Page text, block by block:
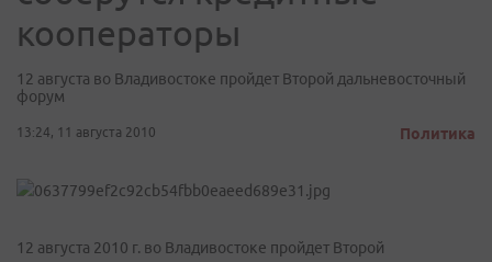
кооператоры
12 августа во Владивостоке пройдет Второй дальневосточный
форум
13:24, 11 августа 2010 Политика
12 августа 2010 г. во Владивостоке пройдет Второй